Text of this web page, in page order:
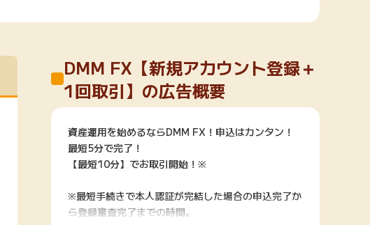
DMM FX【新規アカウント登録＋
1回取引】の広告概要
資産運用を始めるならDMM FX！申込はカンタン！
最短5分で完了！
【最短10分】でお取引開始！※
※最短手続きで本人認証が完結した場合の申込完了か
ら登録審査完了までの時間。